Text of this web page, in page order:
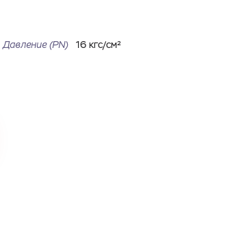
Давление (PN)
16 кгс/см²